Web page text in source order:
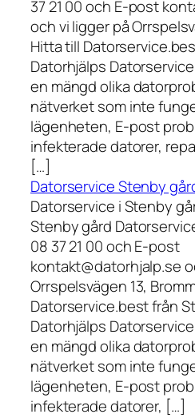
37 21 00 och E-post
och vi ligger på
Hitta till
Datorhjälps
en mängd olika
nätverket som inte
lägenheten, E-post
infekterade datorer,
[…]
Datorservice Stenby
Datorservice i Stenby
Stenby gård
08 37 21 00 och E-post
kontakt@datorhjalp.se
Orrspelsvägen 13,
Datorservice.best från
Datorhjälps
en mängd olika
nätverket som inte
lägenheten, E-post
infekterade datorer, […]